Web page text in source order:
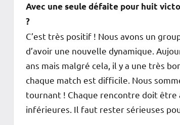
Avec une seule défaite pour huit
?
C’est très positif ! Nous avons un
d’avoir une nouvelle dynamique.
ans mais malgré cela, il y a une très
chaque match est difficile. Nous
tournant ! Chaque rencontre doit être
inférieures. Il faut rester sérieuses